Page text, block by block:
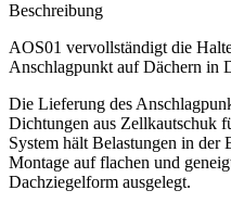
Beschreibung
AOS01 vervollständigt die
Anschlagpunkt auf Dächern in
Die Lieferung des
Dichtungen aus Zellkautschuk
System hält Belastungen in der
Montage auf flachen und
Dachziegelform ausgelegt.